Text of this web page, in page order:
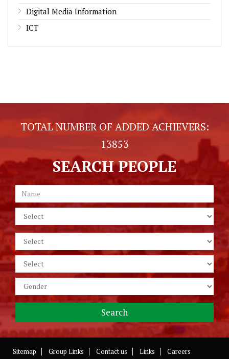
Digital Media Information
ICT
TOTAL NUMBER OF ADDED ACHIEVERS:
13853
SEARCH PEOPLE
Sitemap Group Links Contact us Links Careers